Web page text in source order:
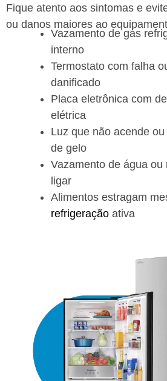
Fique atento aos sintomas e
ou danos maiores ao
Vazamento de gás
interno
Termostato com falha
danificado
Placa eletrônica com
elétrica
Luz que não acende
de gelo
Vazamento de água
ligar
Alimentos estragam
refrigeração ativa